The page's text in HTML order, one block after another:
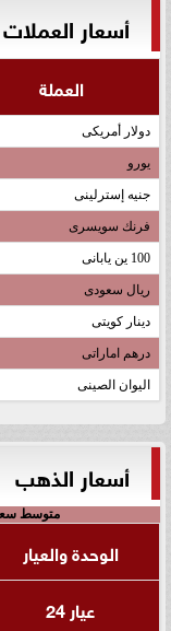
أسعار العملات
العملة
دولار أمريكى
يورو
جنيه إسترلينى
فرنك سويسرى
100 ين يابانى
ريال سعودى
دينار كويتى
درهم اماراتى
اليوان الصينى
أسعار الذهب
متوسط سعر
الوحدة والعيار
عيار 24